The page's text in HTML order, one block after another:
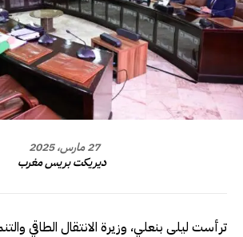
27 مارس، 2025
ديريكت بريس مغرب
ترأست ليلى بنعلي، وزيرة الانتقال الطاقي